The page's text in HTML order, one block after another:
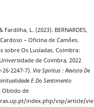
Fardilha, L. (2023). BERNARDES,
– Oficina de Camões.
sobre Os Lusíadas. Coimbra:
de Coimbra, 2022
26-2247-7). Via Spiritus : Revista De
E Do Sentimento
Obtido de
index.php/vsp/article/vie